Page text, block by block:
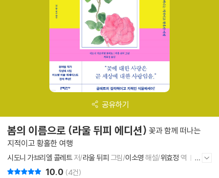
공유하기
봄의 이름으로 (라울 뒤피 에디션) 꽃과 함께 떠나는
지적이고 황홀한 여행
시도니 가브리엘 콜레트저/라울 뒤피 그림/이소영 해설/위효정 역
문
예출판사
2025년 7월 10일
10.0 (4건)